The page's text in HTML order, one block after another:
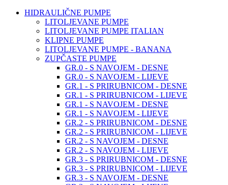
HIDRAULIČNE PUMPE
LITOLJEVANE PUMPE
LITOLJEVANE PUMPE ITALIAN
KLIPNE PUMPE
LITOLJEVANE PUMPE - BANANA
ZUPČASTE PUMPE
GR.0 - S NAVOJEM - DESNE
GR.0 - S NAVOJEM - LIJEVE
GR.1 - S PRIRUBNICOM - DESNE
GR.1 - S PRIRUBNICOM - LIJEVE
GR.1 - S NAVOJEM - DESNE
GR.1 - S NAVOJEM - LIJEVE
GR.2 - S PRIRUBNICOM - DESNE
GR.2 - S PRIRUBNICOM - LIJEVE
GR.2 - S NAVOJEM - DESNE
GR.2 - S NAVOJEM - LIJEVE
GR.3 - S PRIRUBNICOM - DESNE
GR.3 - S PRIRUBNICOM - LIJEVE
GR.3 - S NAVOJEM - DESNE